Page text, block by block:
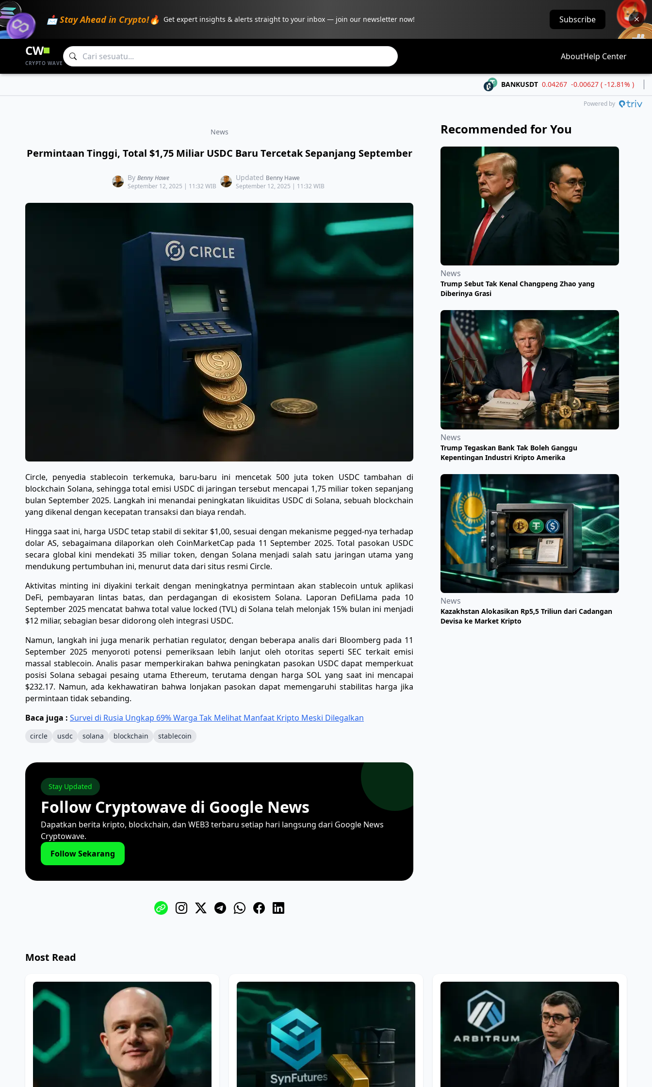
📩 Stay Ahead in Crypto!🔥 Get expert insights & alerts straight to your inbox — join our newsletter now! Subscribe
CW
CRYPTO WAVE
AboutHelp Center
BANKUSDT 0.04267 -0.00627 ( -12.81% )
Powered by
News
Permintaan Tinggi, Total $1,75 Miliar USDC Baru Tercetak Sepanjang September
By Benny Hawe
September 12, 2025 | 11:32 WIB
Updated Benny Hawe
September 12, 2025 | 11:32 WIB
Circle, penyedia stablecoin terkemuka, baru-baru ini mencetak 500 juta token USDC tambahan di
blockchain Solana, sehingga total emisi USDC di jaringan tersebut mencapai 1,75 miliar token sepanjang
bulan September 2025. Langkah ini menandai peningkatan likuiditas USDC di Solana, sebuah blockchain
yang dikenal dengan kecepatan transaksi dan biaya rendah.
Hingga saat ini, harga USDC tetap stabil di sekitar $1,00, sesuai dengan mekanisme pegged-nya terhadap
dolar AS, sebagaimana dilaporkan oleh CoinMarketCap pada 11 September 2025. Total pasokan USDC
secara global kini mendekati 35 miliar token, dengan Solana menjadi salah satu jaringan utama yang
mendukung pertumbuhan ini, menurut data dari situs resmi Circle.
Aktivitas minting ini diyakini terkait dengan meningkatnya permintaan akan stablecoin untuk aplikasi
DeFi, pembayaran lintas batas, dan perdagangan di ekosistem Solana. Laporan DefiLlama pada 10
September 2025 mencatat bahwa total value locked (TVL) di Solana telah melonjak 15% bulan ini menjadi
$12 miliar, sebagian besar didorong oleh integrasi USDC.
Namun, langkah ini juga menarik perhatian regulator, dengan beberapa analis dari Bloomberg pada 11
September 2025 menyoroti potensi pemeriksaan lebih lanjut oleh otoritas seperti SEC terkait emisi
massal stablecoin. Analis pasar memperkirakan bahwa peningkatan pasokan USDC dapat memperkuat
posisi Solana sebagai pesaing utama Ethereum, terutama dengan harga SOL yang saat ini mencapai
$232.17. Namun, ada kekhawatiran bahwa lonjakan pasokan dapat memengaruhi stabilitas harga jika
permintaan tidak sebanding.
Baca juga : Survei di Rusia Ungkap 69% Warga Tak Melihat Manfaat Kripto Meski Dilegalkan
circle usdc solana blockchain stablecoin
Stay Updated
Follow Cryptowave di Google News
Dapatkan berita kripto, blockchain, dan WEB3 terbaru setiap hari langsung dari Google News
Cryptowave.
Follow Sekarang
Recommended for You
News
Trump Sebut Tak Kenal Changpeng Zhao yang
Diberinya Grasi
News
Trump Tegaskan Bank Tak Boleh Ganggu
Kepentingan Industri Kripto Amerika
News
Kazakhstan Alokasikan Rp5,5 Triliun dari Cadangan
Devisa ke Market Kripto
Most Read